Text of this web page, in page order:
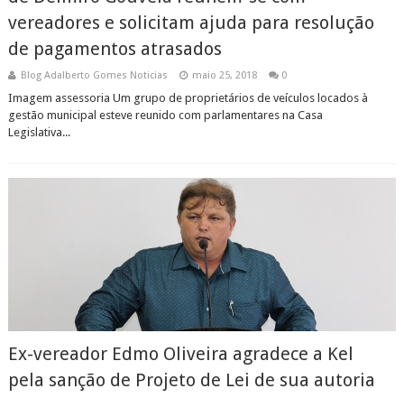
vereadores e solicitam ajuda para resolução
de pagamentos atrasados
Blog Adalberto Gomes Noticias maio 25, 2018 0
Imagem assessoria Um grupo de proprietários de veículos locados à
gestão municipal esteve reunido com parlamentares na Casa
Legislativa...
Ex-vereador Edmo Oliveira agradece a Kel
pela sanção de Projeto de Lei de sua autoria